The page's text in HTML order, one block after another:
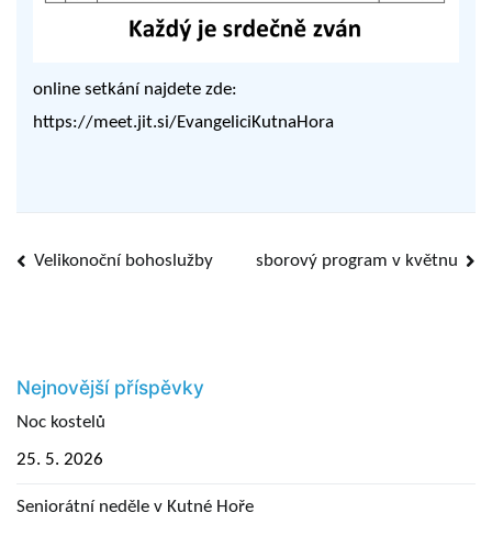
online setkání najdete zde:
https://meet.jit.si/EvangeliciKutnaHora
Navigace
Velikonoční bohoslužby sborový program v květnu
Nejnovější příspěvky
Noc kostelů
25. 5. 2026
Seniorátní neděle v Kutné Hoře